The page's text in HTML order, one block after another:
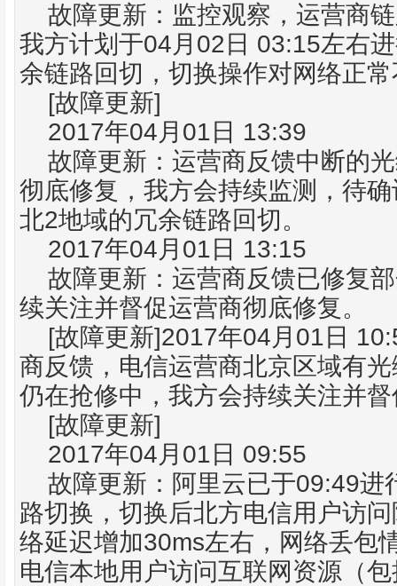
故障更新：监控观察，运营商
我方计划于04月 02 日 03:15左右
余链路回切，切换操作对网络正
[故障更新]
2017年04月 01 日 13:39
故障更新：运营商反馈中断的
彻底修复，我方会持续监测 ，待
北2地域的冗余链路回切。
2017年04月 01 日 13:15
故障更新：运营商反馈已修复
续关注并督促运营商彻底修复。
[故障更新]2017年04月 01 日
商反馈，电信运营商北京区域有
仍在抢修中，我方会持续关注并
[故障更新]
2017年04月 01 日 09:55
故障更新：阿里云已于09:49进
路切换，切换后北方电信用户访
络延迟增加30ms左右，网络丢包
电信本地用户访问互联网资源（